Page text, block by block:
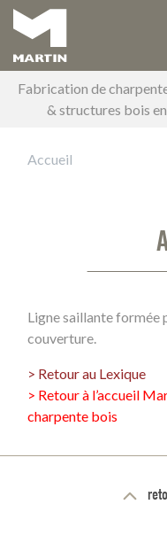
Aller
au
contenu
principal
Main navigation
Fabrication de
& structures bois
Accueil
Ligne saillante formée
couverture.
> Retour au Lexique
> Retour à l’accueil
charpente bois